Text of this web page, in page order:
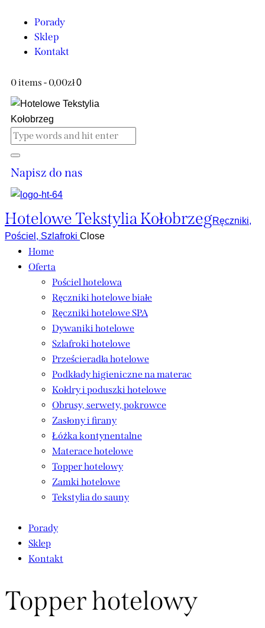
Porady
Sklep
Kontakt
0 items - 0,00zł0
Napisz do nas
Hotelowe Tekstylia KołobrzegRęczniki,
Pościel, Szlafroki Close
Home
Oferta
Pościel hotelowa
Ręczniki hotelowe białe
Ręczniki hotelowe SPA
Dywaniki hotelowe
Szlafroki hotelowe
Prześcieradła hotelowe
Podkłady higieniczne na materac
Kołdry i poduszki hotelowe
Obrusy, serwety, pokrowce
Zasłony i firany
Łóżka kontynentalne
Materace hotelowe
Topper hotelowy
Zamki hotelowe
Tekstylia do sauny
Porady
Sklep
Kontakt
Topper hotelowy